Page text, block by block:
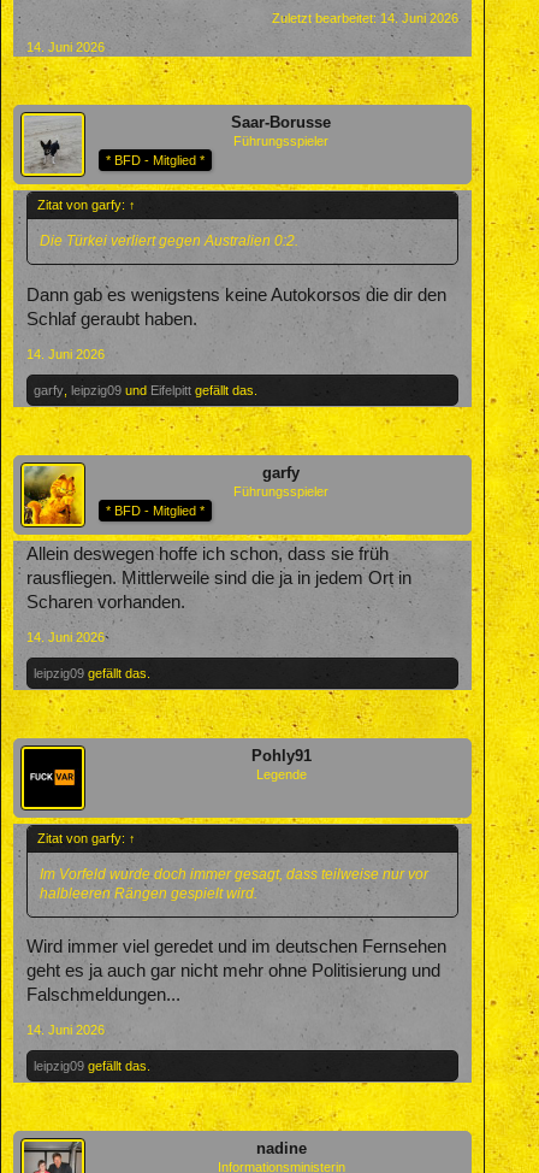
Zuletzt bearbeitet: 14. Juni 2026
14. Juni 2026
Saar-Borusse
Führungsspieler
* BFD - Mitglied *
Zitat von garfy: ↑
Die Türkei verliert gegen Australien 0:2.
Dann gab es wenigstens keine Autokorsos die dir den
Schlaf geraubt haben.
14. Juni 2026
garfy leipzig09 und Eifelpitt gefällt das.
garfy
Führungsspieler
* BFD - Mitglied *
Allein deswegen hoffe ich schon, dass sie früh
rausfliegen. Mittlerweile sind die ja in jedem Ort in
Scharen vorhanden.
14. Juni 2026
leipzig09 gefällt das.
Pohly91
Legende
Zitat von garfy: ↑
Im Vorfeld wurde doch immer gesagt, dass teilweise nur vor
halbleeren Rängen gespielt wird.
Wird immer viel geredet und im deutschen Fernsehen
geht es ja auch gar nicht mehr ohne Politisierung und
Falschmeldungen...
14. Juni 2026
leipzig09 gefällt das.
nadine
Informationsministerin